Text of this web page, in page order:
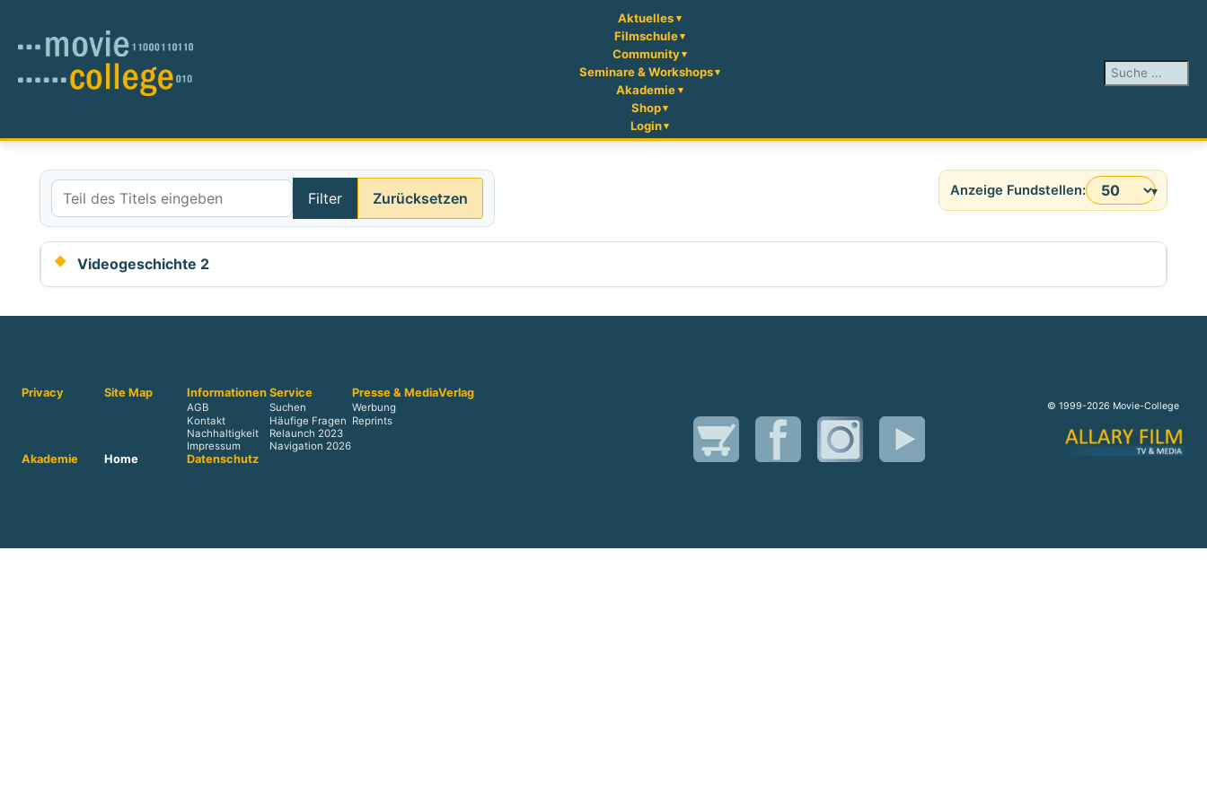
Aktuelles
Filmschule
Community
Seminare & Workshops
Akademie
Shop
Login
Suchen ...
Teil des Titels eingeben
Filter Zurücksetzen Anzeige #
Videogeschichte 2
Privacy Site Map Informationen
AGB
Kontakt
Nachhaltigkeit
Impressum
Service
Suchen
Häufige Fragen
Relaunch 2023
Navigation 2026
Presse & Media
Werbung
Reprints
Verlag
Akademie Home Datenschutz
© 1999-2026 Movie-College